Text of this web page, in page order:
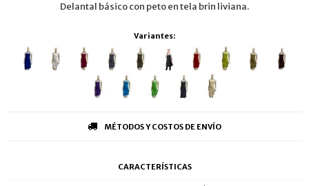
Delantal básico con peto en tela brin liviana.
Variantes:
MÉTODOS Y COSTOS DE ENVÍO
CARACTERÍSTICAS